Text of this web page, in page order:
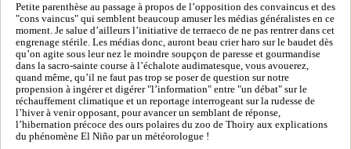
Petite parenthèse au passage à propos de l’opposition des convaincus et des
"cons vaincus" qui semblent beaucoup amuser les médias généralistes en ce
moment. Je salue d’ailleurs l’initiative de terraeco de ne pas rentrer dans cet
engrenage stérile. Les médias donc, auront beau crier haro sur le baudet dès
qu’on agite sous leur nez le moindre soupçon de paresse et gourmandise
dans la sacro-sainte course à l’échalote audimatesque, vous avouerez,
quand même, qu’il ne faut pas trop se poser de question sur notre
propension à ingérer et digérer "l’information" entre "un débat" sur le
réchauffement climatique et un reportage interrogeant sur la rudesse de
l’hiver à venir opposant, pour avancer un semblant de réponse,
l’hibernation précoce des ours polaires du zoo de Thoiry aux explications
du phénomène El Niño par un météorologue !